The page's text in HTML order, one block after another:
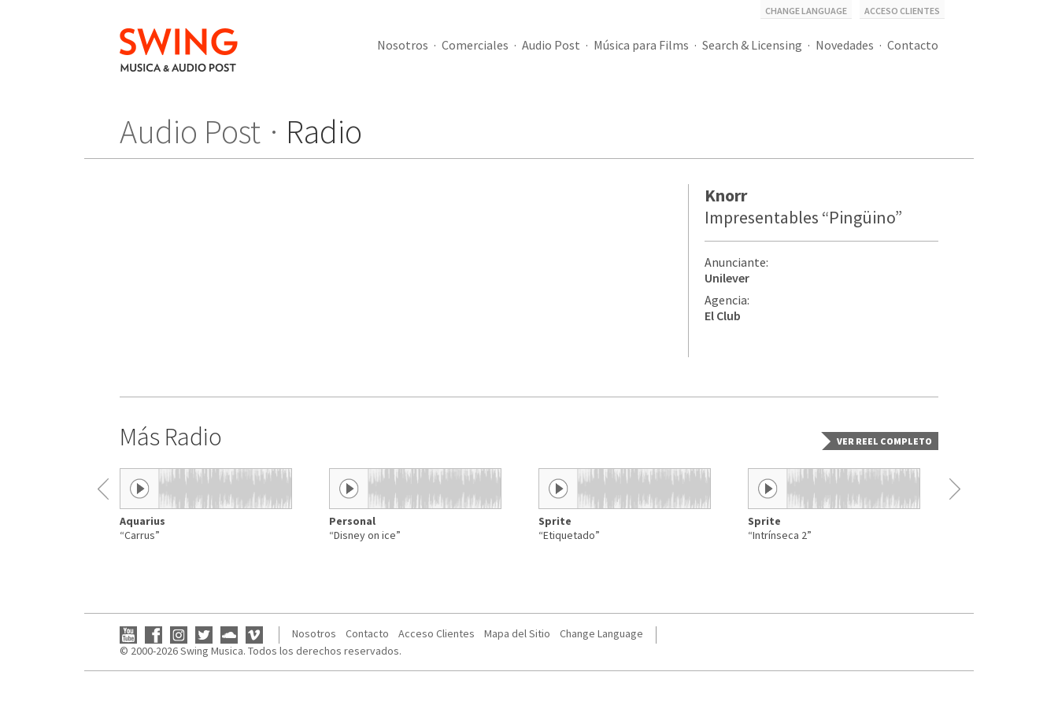
Nosotros Comerciales Audio Post Música para Films Search & Licensing Novedades Contacto
CHANGE LANGUAGE ACCESO CLIENTES
Audio Post Radio
Knorr
Impresentables “Pingüino”
Anunciante:
Unilever
Agencia:
El Club
Más Radio VER REEL COMPLETO
Aquarius
“Carrus”
Personal
“Disney on ice”
Sprite
“Etiquetado”
Sprite
“Intrínseca 2”
Nosotros Contacto Acceso Clientes Mapa del Sitio
Change Language
© 2000-2026 Swing Musica. Todos los derechos reservados.